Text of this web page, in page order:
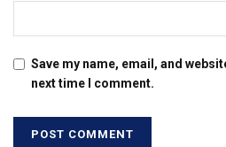
Save my name, email, and
next time I comment.